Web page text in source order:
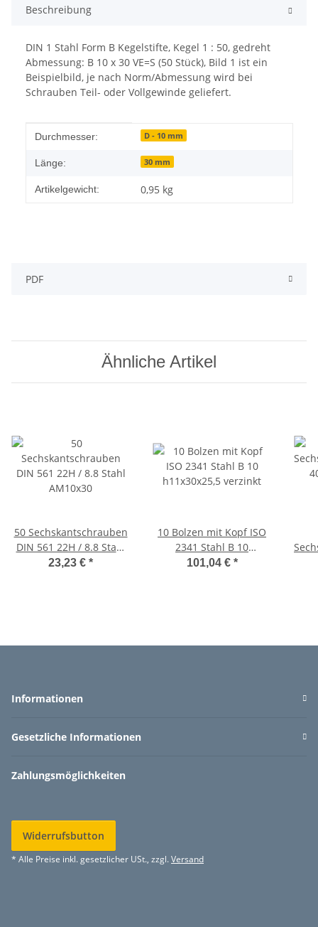
Beschreibung
DIN 1 Stahl Form B Kegelstifte, Kegel 1 : 50, gedreht
Abmessung: B 10 x 30 VE=S (50 Stück), Bild 1 ist ein
Beispielbild, je nach Norm/Abmessung wird bei
Schrauben Teil- oder Vollgewinde geliefert.
Produkteigenschaft
Wert
Durchmesser: D - 10 mm
Länge: 30 mm
Artikelgewicht: 0,95 kg
PDF
Ähnliche Artikel
50 Sechskantschrauben
DIN 561 22H / 8.8 Stahl
AM10x30
23,23 € *
10 Bolzen mit Kopf ISO
2341 Stahl B 10
h11x30x25,5 verzinkt
101,04 € *
Informationen
Gesetzliche Informationen
Zahlungsmöglichkeiten
Widerrufsbutton
* Alle Preise inkl. gesetzlicher USt., zzgl.Versand